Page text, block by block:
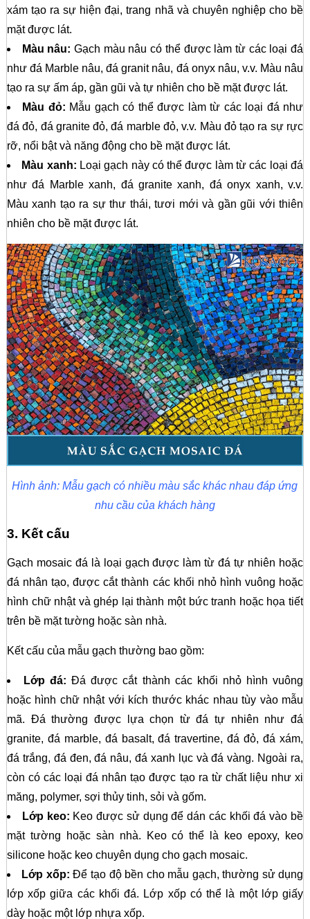
xám tạo ra sự hiện đại, trang nhã và chuyên nghiệp cho bề
mặt được lát.
Màu nâu: Gạch màu nâu có thể được làm từ các loại đá
như đá Marble nâu, đá granit nâu, đá onyx nâu, v.v. Màu nâu
tạo ra sự ấm áp, gần gũi và tự nhiên cho bề mặt được lát.
Màu đỏ: Mẫu gạch có thể được làm từ các loại đá như
đá đỏ, đá granite đỏ, đá marble đỏ, v.v. Màu đỏ tạo ra sự rực
rỡ, nổi bật và năng động cho bề mặt được lát.
Màu xanh: Loại gạch này có thể được làm từ các loại đá
như đá Marble xanh, đá granite xanh, đá onyx xanh, v.v.
Màu xanh tạo ra sự thư thái, tươi mới và gần gũi với thiên
nhiên cho bề mặt được lát.
Hình ảnh: Mẫu gạch có nhiều màu sắc khác nhau đáp ứng
nhu cầu của khách hàng
3. Kết cấu
Gạch mosaic đá là loại gạch được làm từ đá tự nhiên hoặc
đá nhân tạo, được cắt thành các khối nhỏ hình vuông hoặc
hình chữ nhật và ghép lại thành một bức tranh hoặc họa tiết
trên bề mặt tường hoặc sàn nhà.
Kết cấu của mẫu gạch thường bao gồm:
Lớp đá: Đá được cắt thành các khối nhỏ hình vuông
hoặc hình chữ nhật với kích thước khác nhau tùy vào mẫu
mã. Đá thường được lựa chọn từ đá tự nhiên như đá
granite, đá marble, đá basalt, đá travertine, đá đỏ, đá xám,
đá trắng, đá đen, đá nâu, đá xanh lục và đá vàng. Ngoài ra,
còn có các loại đá nhân tạo được tạo ra từ chất liệu như xi
măng, polymer, sợi thủy tinh, sỏi và gốm.
Lớp keo: Keo được sử dụng để dán các khối đá vào bề
mặt tường hoặc sàn nhà. Keo có thể là keo epoxy, keo
silicone hoặc keo chuyên dụng cho gạch mosaic.
Lớp xốp: Để tạo độ bền cho mẫu gạch, thường sử dụng
lớp xốp giữa các khối đá. Lớp xốp có thể là một lớp giấy
dày hoặc một lớp nhựa xốp.